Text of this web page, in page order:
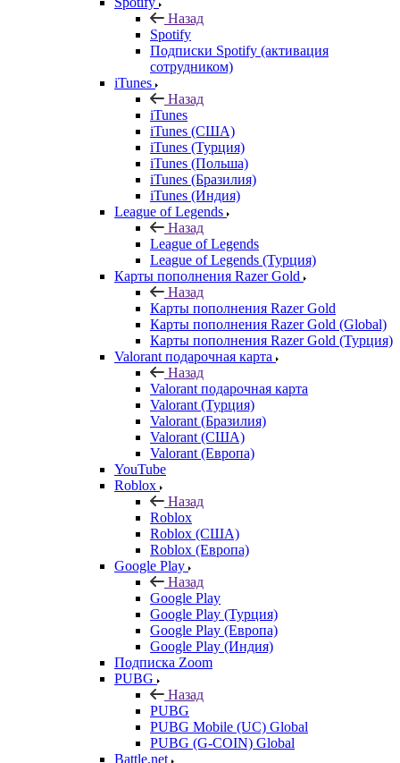
Назад
Spotify
Подписки Spotify (активация
сотрудником)
iTunes
Назад
iTunes
iTunes (США)
iTunes (Турция)
iTunes (Польша)
iTunes (Бразилия)
iTunes (Индия)
League of Legends
Назад
League of Legends
League of Legends (Турция)
Карты пополнения Razer Gold
Назад
Карты пополнения Razer Gold
Карты пополнения Razer Gold (Global)
Карты пополнения Razer Gold (Турция)
Valorant подарочная карта
Назад
Valorant подарочная карта
Valorant (Турция)
Valorant (Бразилия)
Valorant (США)
Valorant (Европа)
YouTube
Roblox
Назад
Roblox
Roblox (США)
Roblox (Европа)
Google Play
Назад
Google Play
Google Play (Турция)
Google Play (Европа)
Google Play (Индия)
Подписка Zoom
PUBG
Назад
PUBG
PUBG Mobile (UC) Global
PUBG (G-COIN) Global
Battle.net